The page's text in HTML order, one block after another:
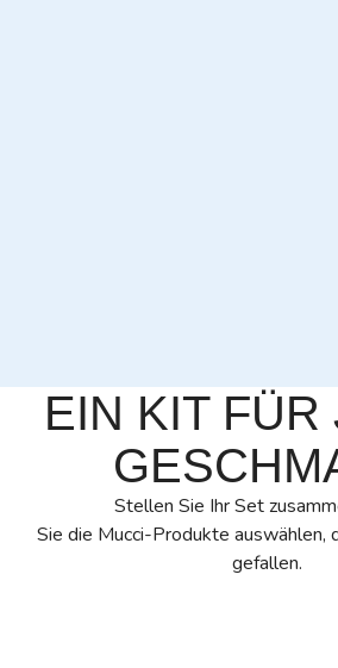
EIN KIT FÜR
Stellen Sie Ihr Set
Sie die Mucci-Produkte auswählen,
gefallen.